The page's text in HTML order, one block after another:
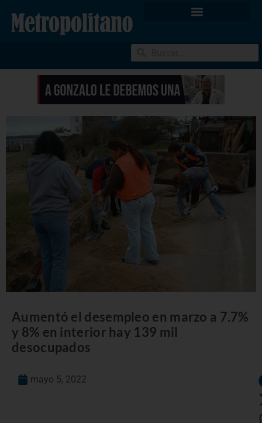
Aumentó el desempleo en marzo a 7.7%
y 8% en interior hay 139 mil
desocupados
mayo 5, 2022